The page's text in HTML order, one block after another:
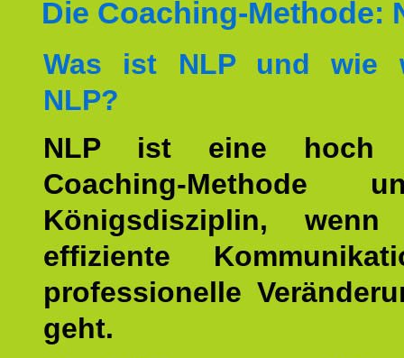
Die Coaching-Methode:
Was ist NLP und wie
NLP?
NLP ist eine hoch
Coaching-Methode
Königsdisziplin,
effiziente
professionelle
geht.